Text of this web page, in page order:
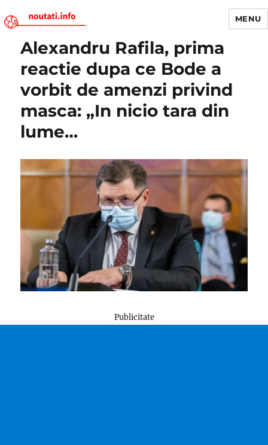
Noutati.Info
MENU
Alexandru Rafila, prima
reactie dupa ce Bode a
vorbit de amenzi privind
masca: „In nicio tara din
lume…
Publicitate